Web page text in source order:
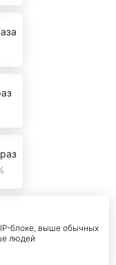
блоке, выше обычных
людей